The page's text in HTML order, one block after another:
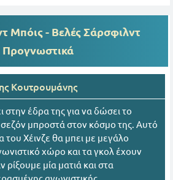
Μπόις - Βελές Σάρσφιλντ
Προγνωστικά
Κουτρουμάνης
στην έδρα της για να δώσει το
μπροστά στον κόσμο της. Αυτό
Χέινζε θα μπει με μεγάλο
χώρο και τα γκολ έχουν
ρίξουμε μία ματιά και στα